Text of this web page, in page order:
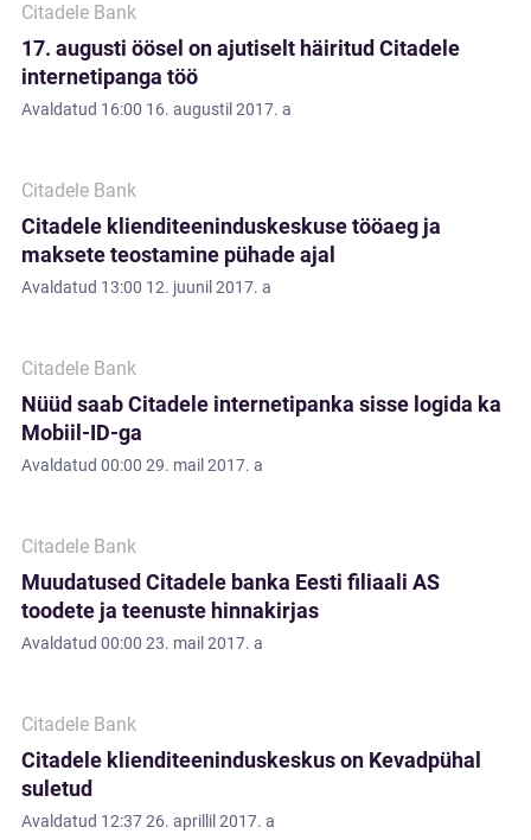
Citadele Bank
17. augusti öösel on ajutiselt häiritud Citadele
internetipanga töö
Avaldatud 16:00 16. augustil 2017. a
Citadele Bank
Citadele klienditeeninduskeskuse tööaeg ja
maksete teostamine pühade ajal
Avaldatud 13:00 12. juunil 2017. a
Citadele Bank
Nüüd saab Citadele internetipanka sisse logida ka
Mobiil-ID-ga
Avaldatud 00:00 29. mail 2017. a
Citadele Bank
Muudatused Citadele banka Eesti filiaali AS
toodete ja teenuste hinnakirjas
Avaldatud 00:00 23. mail 2017. a
Citadele Bank
Citadele klienditeeninduskeskus on Kevadpühal
suletud
Avaldatud 12:37 26. aprillil 2017. a